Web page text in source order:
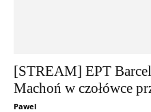
[STREAM] EPT
Machoń w czołówce
Pawel